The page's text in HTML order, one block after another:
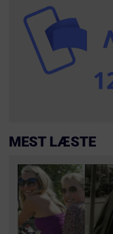
MEST LÆSTE